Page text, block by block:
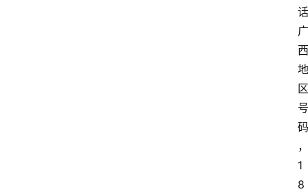
话
广
西
地
区
号
码
，
1
8